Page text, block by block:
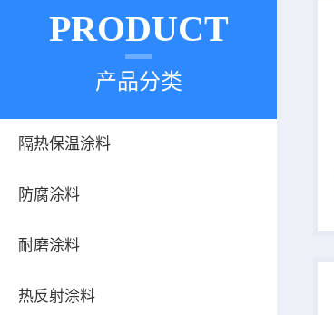
PRODUCT
产品分类
隔热保温涂料
防腐涂料
耐磨涂料
热反射涂料